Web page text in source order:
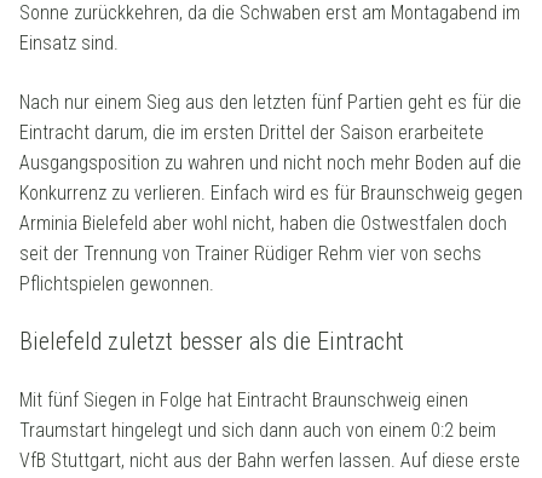
Sonne zurückkehren, da die Schwaben erst am Montagabend im
Einsatz sind.
Nach nur einem Sieg aus den letzten fünf Partien geht es für die
Eintracht darum, die im ersten Drittel der Saison erarbeitete
Ausgangsposition zu wahren und nicht noch mehr Boden auf die
Konkurrenz zu verlieren. Einfach wird es für Braunschweig gegen
Arminia Bielefeld aber wohl nicht, haben die Ostwestfalen doch
seit der Trennung von Trainer Rüdiger Rehm vier von sechs
Pflichtspielen gewonnen.
Bielefeld zuletzt besser als die Eintracht
Mit fünf Siegen in Folge hat Eintracht Braunschweig einen
Traumstart hingelegt und sich dann auch von einem 0:2 beim
VfB Stuttgart, nicht aus der Bahn werfen lassen. Auf diese erste